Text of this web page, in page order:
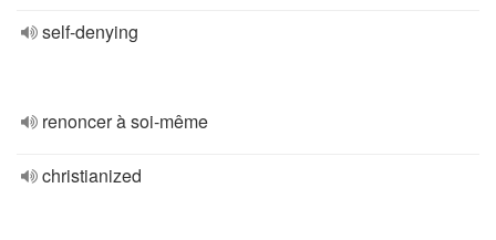
self-denying
renoncer à soi-même
christianized